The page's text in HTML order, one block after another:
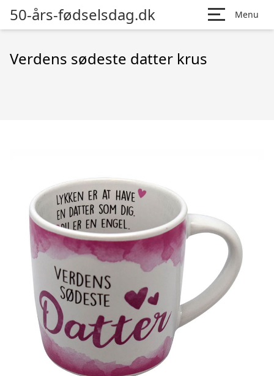
50-års-fødselsdag.dk Menu
Verdens sødeste datter krus